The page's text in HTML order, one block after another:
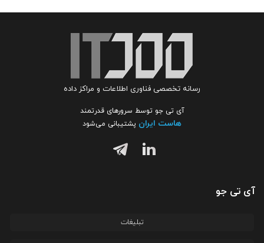
رسانه تخصصی فناوری اطلاعات و مراکز داده
آی تی جو توسط سرورهای قدرتمند
هاست ایران پشتیبانی می‌شود
آی تی جو
تبلیغات